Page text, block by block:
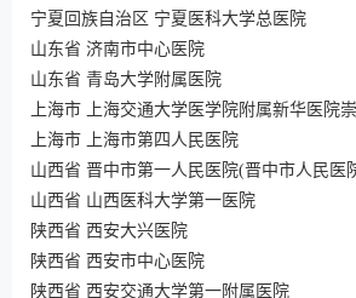
宁夏回族自治区 宁夏医科大学总医院
山东省 济南市中心医院
山东省 青岛大学附属医院
上海市 上海交通大学医学院附属新华医院
上海市 上海市第四人民医院
山西省 晋中市第一人民医院(晋中市人民医
山西省 山西医科大学第一医院
陕西省 西安大兴医院
陕西省 西安市中心医院
陕西省 西安交通大学第一附属医院